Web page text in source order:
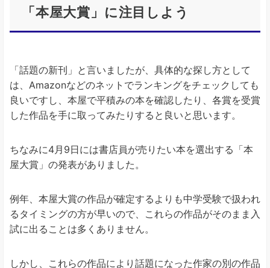
「本屋大賞」に注目しよう
「話題の新刊」と言いましたが、具体的な探し方として
は、Amazonなどのネットでランキングをチェックしても
良いですし、本屋で平積みの本を確認したり、各賞を受賞
した作品を手に取ってみたりすると良いと思います。
ちなみに4月9日には書店員が売りたい本を選出する「本
屋大賞」の発表がありました。
例年、本屋大賞の作品が確定するよりも中学受験で扱われ
るタイミングの方が早いので、これらの作品がそのまま入
試に出ることは多くありません。
しかし、これらの作品により話題になった作家の別の作品